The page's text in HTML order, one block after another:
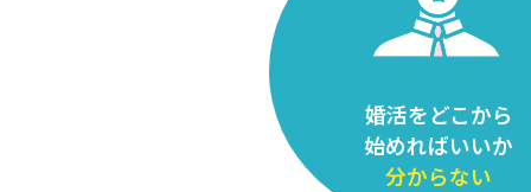
婚活をどこから
始めればいいか
分からない